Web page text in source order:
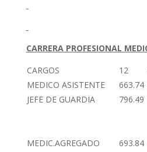
CARRERA PROFESIONAL
CARGOS
12
MEDICO ASISTENTE
663.74
JEFE DE GUARDIA
796.49
MEDIC.AGREGADO 693.84